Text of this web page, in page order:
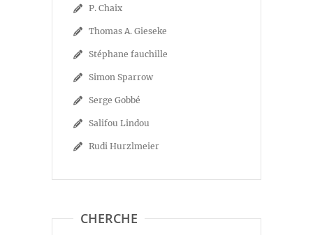
P. Chaix
Thomas A. Gieseke
Stéphane fauchille
Simon Sparrow
Serge Gobbé
Salifou Lindou
Rudi Hurzlmeier
CHERCHE